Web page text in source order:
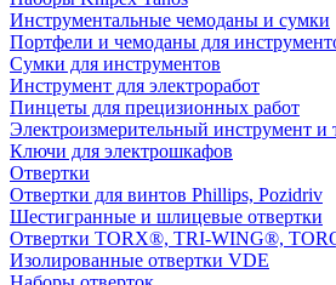
Инструментальные чемоданы и сумки
Портфели и чемоданы для
Сумки для инструментов
Инструмент для электроработ
Пинцеты для прецизионных работ
Электроизмерительный инструмент и
Ключи для электрошкафов
Отвертки
Отвертки для винтов Phillips, Pozidriv
Шестигранные и шлицевые отвертки
Отвертки TORX®, TRI-WING®,
Изолированные отвертки VDE